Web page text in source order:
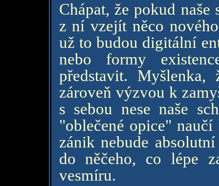
Chápat, že pokud naše
z ní vzejít něco
už to budou digitální
nebo formy
představit.
zároveň výzvou k
s sebou nese naše
"oblečené opice"
zánik nebude
do něčeho, co lépe
vesmíru.